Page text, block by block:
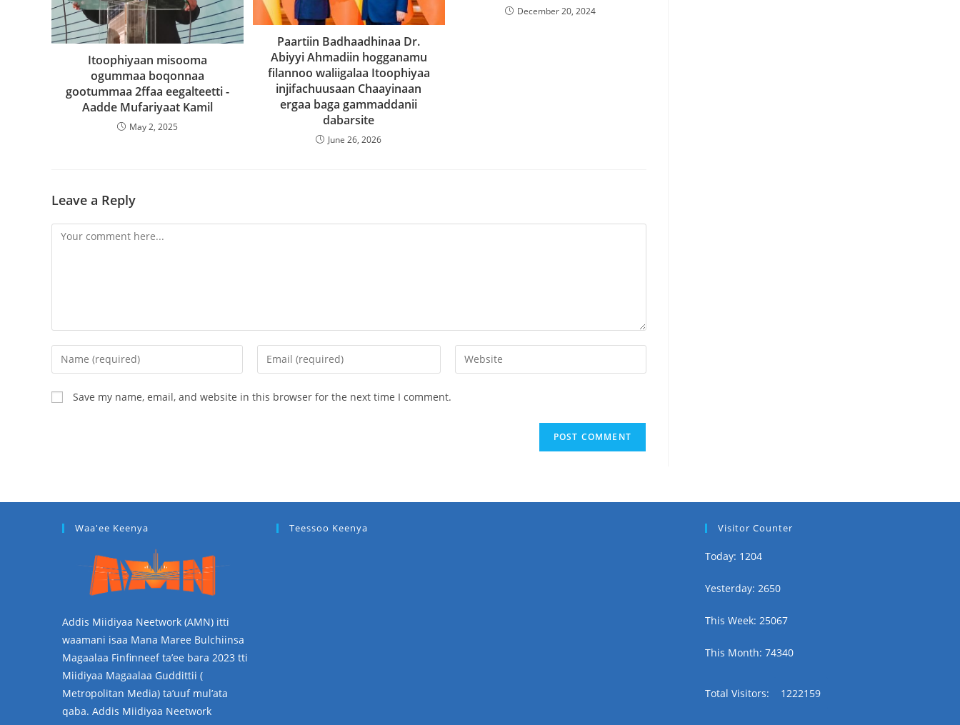
Itoophiyaan misooma
ogummaa boqonnaa
gootummaa 2ffaa eegalteetti -
Aadde Mufariyaat Kamil
May 2, 2025
Paartiin Badhaadhinaa Dr.
Abiyyi Ahmadiin hogganamu
filannoo waliigalaa Itoophiyaa
injifachuusaan Chaayinaan
ergaa baga gammaddanii
dabarsite
June 26, 2026
December 20, 2024
Leave a Reply
Save my name, email, and website in this browser for the next time I comment.
Waa'ee Keenya
Addis Miidiyaa Neetwork (AMN) itti
waamani isaa Mana Maree Bulchiinsa
Magaalaa Finfinneef ta’ee bara 2023 tti
Miidiyaa Magaalaa Guddittii (
Metropolitan Media) ta’uuf mul’ata
qaba. Addis Miidiyaa Neetwork
Teessoo Keenya Visitor Counter
Today: 1204
Yesterday: 2650
This Week: 25067
This Month: 74340
Total Visitors: 1222159